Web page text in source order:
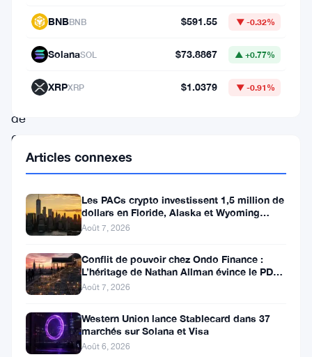
négociait
autrefois
confortablement
dessus
de
6,50
maintenant
tombée
dessous
niveau
critique
BNBBNB $591.55 ▼ -0.32%
SolanaSOL $73.8867 ▲ +0.77%
XRPXRP $1.0379 ▼ -0.91%
Articles connexes
Les PACs crypto investissent 1,5 million de
dollars en Floride, Alaska et Wyoming
après un revers au Michigan
Août 7, 2026
Conflit de pouvoir chez Ondo Finance :
L’héritage de Nathan Allman évince le PDG
Ian De Bode le 24 juillet
Août 7, 2026
Western Union lance Stablecard dans 37
marchés sur Solana et Visa
Août 6, 2026